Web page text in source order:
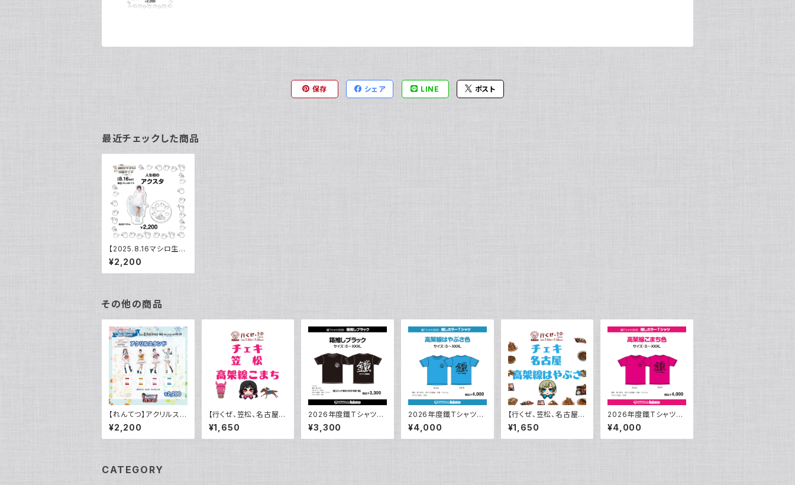
保存 シェア LINE ポスト
最近チェックした商品
【2025.8.16マシロ生
誕】アクリルスタンド
¥2,200
その他の商品
【れんてつ】アクリルスタ
ンド
¥2,200
【行くぜ、笠松、名古屋、
大阪。2026】（こまち）7.
24 笠松チェキ
¥1,650
2026年度鐵Tシャツ
『箱推しブラック』
¥3,300
2026年度鐵Tシャツ
『高架線はやぶさ』
¥4,000
【行くぜ、笠松、名古屋、
大阪。2026】（はやぶ
さ）7.25 名古屋ライブ
チェキ
¥1,650
2026年度鐵Tシャツ
『高架線こまち』
¥4,000
CATEGORY